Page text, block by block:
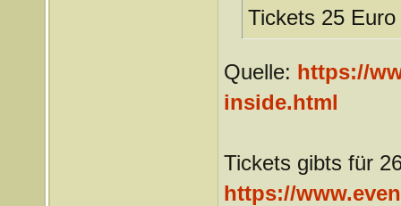
Tickets 25
Quelle: https://
inside.html
Tickets gibts für
https://